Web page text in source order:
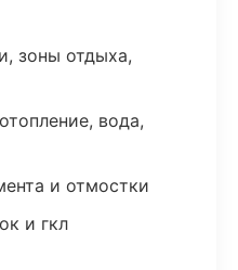
зоны отдыха,
вода,
и отмостки
и гкл